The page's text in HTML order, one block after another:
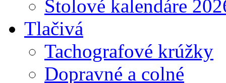
Stolové kalendáre
Tlačivá
Tachografové krúžky
Dopravné a colné